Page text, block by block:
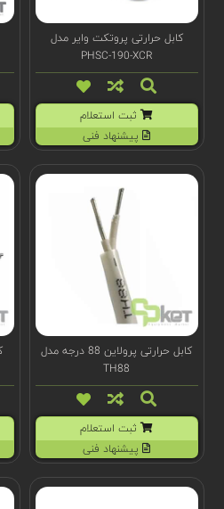
کابل حرارتی پروتکت وایر مدل
PHSC-190-XCR
ثبت استعلام
پیشنهاد فنی
کابل حرارتی پرولاین 88 درجه مدل
TH88
ثبت استعلام
پیشنهاد فنی